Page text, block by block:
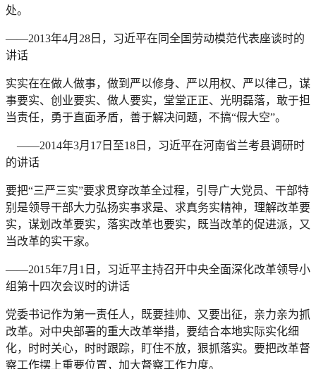
处。
——2013年4月28日，习近平在同全国劳动模范代表座谈时的
讲话
实实在在做人做事，做到严以修身、严以用权、严以律己，谋
事要实、创业要实、做人要实，堂堂正正、光明磊落，敢于担
当责任，勇于直面矛盾，善于解决问题，不搞“假大空”。
——2014年3月17日至18日，习近平在河南省兰考县调研时
的讲话
要把“三严三实”要求贯穿改革全过程，引导广大党员、干部特
别是领导干部大力弘扬实事求是、求真务实精神，理解改革要
实，谋划改革要实，落实改革也要实，既当改革的促进派，又
当改革的实干家。
——2015年7月1日，习近平主持召开中央全面深化改革领导小
组第十四次会议时的讲话
党委书记作为第一责任人，既要挂帅、又要出征，亲力亲为抓
改革。对中央部署的重大改革举措，要结合本地实际实化细
化，时时关心，时时跟踪，盯住不放，狠抓落实。要把改革督
察工作摆上重要位置，加大督察工作力度。